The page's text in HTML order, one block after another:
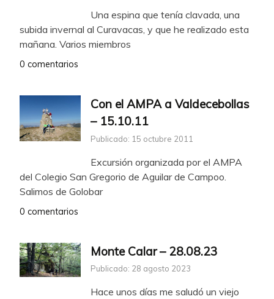
Una espina que tenía clavada, una
subida invernal al Curavacas, y que he realizado esta
mañana. Varios miembros
0 comentarios
Con el AMPA a Valdecebollas
– 15.10.11
Publicado: 15 octubre 2011
Excursión organizada por el AMPA
del Colegio San Gregorio de Aguilar de Campoo.
Salimos de Golobar
0 comentarios
Monte Calar – 28.08.23
Publicado: 28 agosto 2023
Hace unos días me saludó un viejo